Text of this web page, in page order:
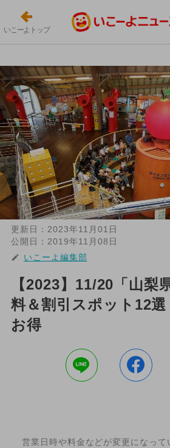
いこーよトップ
更新日： 2023年11月01日
公開日： 2019年11月08日
いこーよ編集部
【2023】11/20「山梨
料＆割引スポット12
お得
営業日時や料金などが変更になって